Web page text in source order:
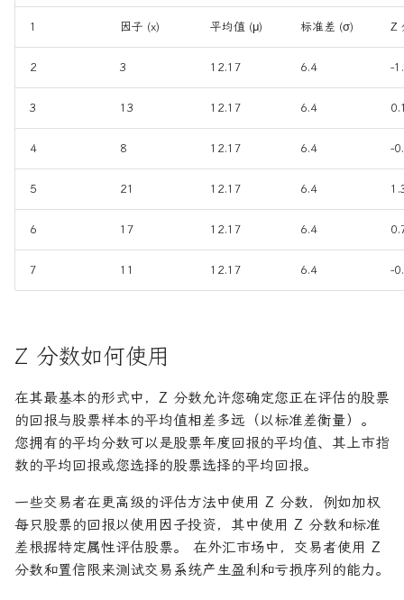
1 因子 (x) 平均值 (μ) 标准差 (σ) Z
2 3 12.17 6.4 -
3 13 12.17 6.4
4 8 12.17 6.4 -
5 21 12.17 6.4
6 17 12.17 6.4
7 11 12.17 6.4 -
Z 分数如何使用
在其最基本的形式中，Z 分数允许您确定您正在评估的股票
的回报与股票样本的平均值相差多远（以标准差衡量）。
您拥有的平均分数可以是股票年度回报的平均值、其上市指
数的平均回报或您选择的股票选择的平均回报。
一些交易者在更高级的评估方法中使用 Z 分数，例如加权
每只股票的回报以使用因子投资，其中使用 Z 分数和标准
差根据特定属性评估股票。 在外汇市场中，交易者使用 Z
分数和置信限来测试交易系统产生盈利和亏损序列的能力。